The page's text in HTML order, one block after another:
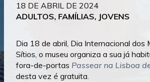
18 DE ABRIL DE 2024
ADULTOS, FAMÍLIAS, JOVENS
Dia 18 de abril, Dia Internacional dos
Sítios, o museu organiza a sua já
fora-de-portas Passear na Lisboa
desta vez é gratuita.